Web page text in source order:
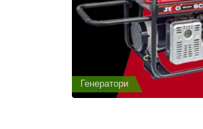
Генератори